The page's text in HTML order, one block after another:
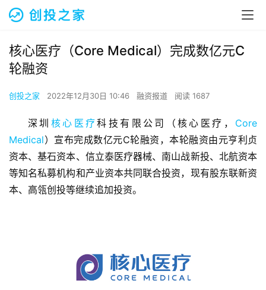
核心医疗（Core Medical）完成数亿元C
轮融资
创投之家 2022年12月30日 10:46 融资报道 阅读 1687
深圳 核心医疗科技有限公司（核心医疗， Core
Medical）宣布完成数亿元C轮融资，本轮融资由元亨利贞
资本、基石资本、信立泰医疗器械、南山战新投、北航资本
等知名私募机构和产业资本共同联合投资，现有股东联新资
本、高瓴创投等继续追加投资。